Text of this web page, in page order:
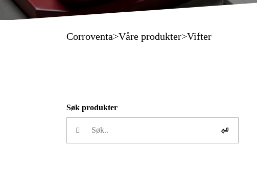
Corroventa>Våre produkter>Vifter
Søk produkter